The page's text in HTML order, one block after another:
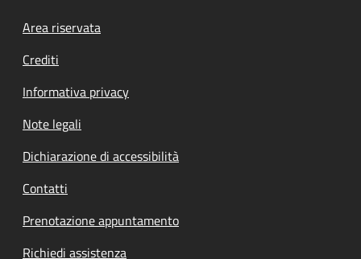
Footer menu
Area riservata
Crediti
Informativa privacy
Note legali
Dichiarazione di accessibilità
Contatti
Prenotazione appuntamento
Richiedi assistenza